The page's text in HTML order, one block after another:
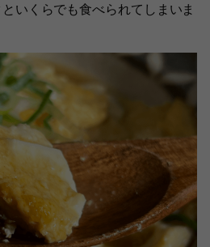
いくらでも食べられてしまいま